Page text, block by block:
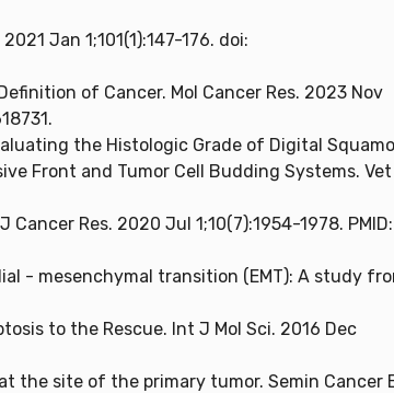
Jan 1;101(1):147-176. doi:
of Cancer. Mol Cancer Res. 2023 Nov
the Histologic Grade of Digital
Front and Tumor Cell Budding Systems. Vet
Res. 2020 Jul 1;10(7):1954-1978. PMID:
- mesenchymal transition (EMT): A study
to the Rescue. Int J Mol Sci. 2016 Dec
the site of the primary tumor. Semin Cancer